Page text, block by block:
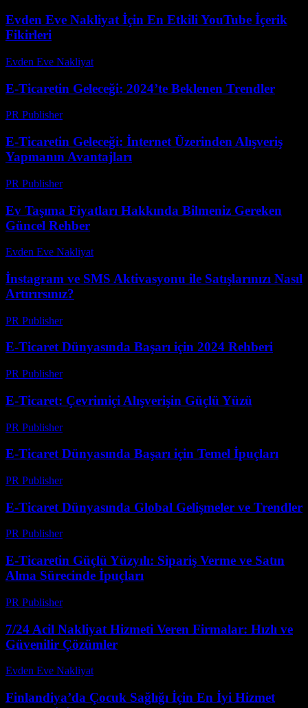
Evden Eve Nakliyat İçin En Etkili YouTube İçerik
Fikirleri
Evden Eve Nakliyat
E-Ticaretin Geleceği: 2024’te Beklenen Trendler
PR Publisher-
E-Ticaretin Geleceği: İnternet Üzerinden Alışveriş
Yapmanın Avantajları
PR Publisher-
Ev Taşıma Fiyatları Hakkında Bilmeniz Gereken
Güncel Rehber
Evden Eve Nakliyat
İnstagram ve SMS Aktivasyonu ile Satışlarınızı Nasıl
Artırırsınız?
PR Publisher-
E-Ticaret Dünyasında Başarı için 2024 Rehberi
PR Publisher-
E-Ticaret: Çevrimiçi Alışverişin Güçlü Yüzü
PR Publisher-
E-Ticaret Dünyasında Başarı için Temel İpuçları
PR Publisher-
E-Ticaret Dünyasında Global Gelişmeler ve Trendler
PR Publisher-
E-Ticaretin Güçlü Yüzyılı: Sipariş Verme ve Satın
Alma Sürecinde İpuçları
PR Publisher-
7/24 Acil Nakliyat Hizmeti Veren Firmalar: Hızlı ve
Güvenilir Çözümler
Evden Eve Nakliyat
Finlandiya’da Çocuk Sağlığı İçin En İyi Hizmet